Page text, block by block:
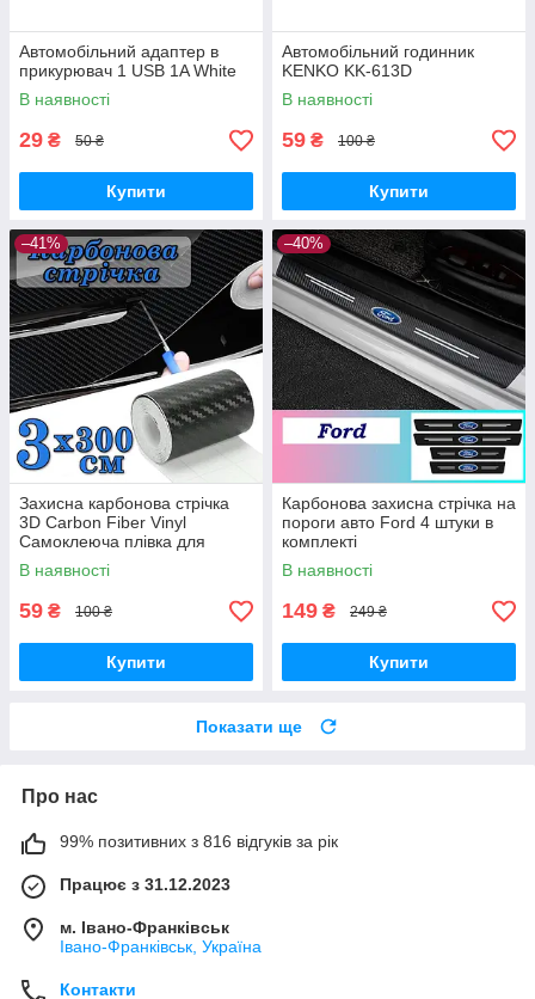
Автомобільний адаптер в
прикурювач 1 USB 1A White
В наявності
29 ₴ 50 ₴
Купити
Автомобільний годинник
KENKO KK-613D
В наявності
59 ₴ 100 ₴
Купити
–41%
Захисна карбонова стрічка
3D Carbon Fiber Vinyl
Самоклеюча плівка для
тюнінгу авто, порогів,
бампера 3х300 см
В наявності
59 ₴ 100 ₴
Купити
–40%
Карбонова захисна стрічка на
пороги авто Ford 4 штуки в
комплекті
В наявності
149 ₴ 249 ₴
Купити
Показати ще
Про нас
99% позитивних з 816 відгуків за рік
Працює з 31.12.2023
м. Івано-Франківськ
Івано-Франківськ, Україна
Контакти